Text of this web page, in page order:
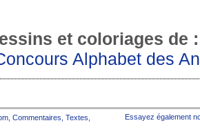
et coloriages de
Alphabet des
Commentaires Textes Essayez également